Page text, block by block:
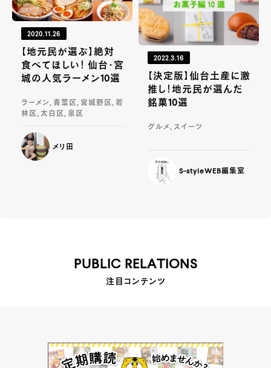
2020.11.26
【地元民が選ぶ】絶対
食べてほしい！ 仙台・宮
城の人気ラーメン10選
ラーメン, 青葉区, 宮城野区, 若
林区, 太白区, 泉区
メリ田
2022.3.16
【決定版】仙台土産に激
推し！地元民が選んだ
銘菓10選
グルメ, スイーツ
S-styleWEB編集室
PUBLIC RELATIONS
注目コンテンツ